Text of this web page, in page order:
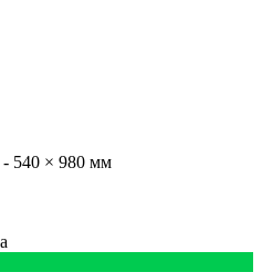
- 540 × 980 мм